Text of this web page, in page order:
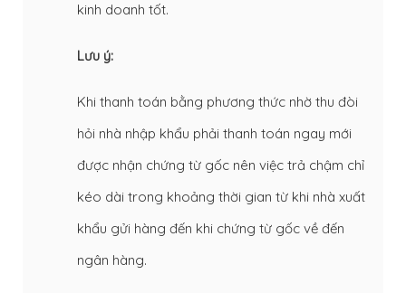
kinh doanh tốt.
Lưu ý:
Khi thanh toán bằng phương thức nhờ thu đòi
hỏi nhà nhập khẩu phải thanh toán ngay mới
được nhận chứng từ gốc nên việc trả chậm chỉ
kéo dài trong khoảng thời gian từ khi nhà xuất
khẩu gửi hàng đến khi chứng từ gốc về đến
ngân hàng.